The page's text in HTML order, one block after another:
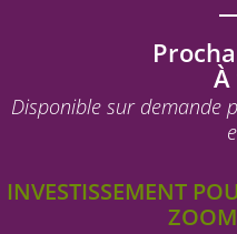
Disponible sur demande
INVESTISSEMENT